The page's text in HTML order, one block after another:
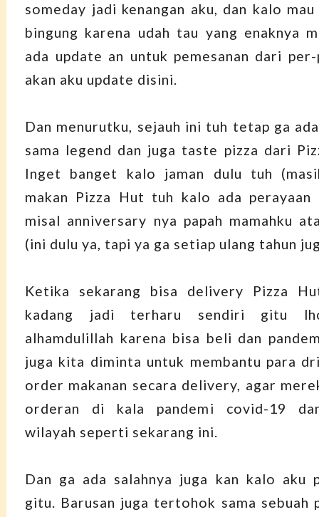
someday jadi kenangan aku, dan kalo
bingung karena udah tau yang enaknya
ada update an untuk pemesanan dari
akan aku update disini.
Dan menurutku, sejauh ini tuh tetap ga
sama legend dan juga taste pizza dari
Inget banget kalo jaman dulu tuh
makan Pizza Hut tuh kalo ada perayaan
misal anniversary nya papah mamahku
(ini dulu ya, tapi ya ga setiap ulang tahun
Ketika sekarang bisa delivery Pizza
kadang jadi terharu sendiri gitu
alhamdulillah karena bisa beli dan
juga kita diminta untuk membantu para
order makanan secara delivery, agar
orderan di kala pandemi covid-19
wilayah seperti sekarang ini.
Dan ga ada salahnya juga kan kalo aku
gitu. Barusan juga tertohok sama sebuah